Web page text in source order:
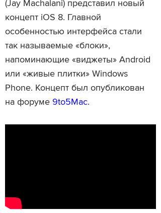
(Jay Machalani) представил новый
концепт iOS 8. Главной
особенностью интерфейса стали
так называемые «блоки»,
напоминающие «виджеты» Android
или «живые плитки» Windows
Phone. Концепт был опубликован
на форуме 9to5Mac.